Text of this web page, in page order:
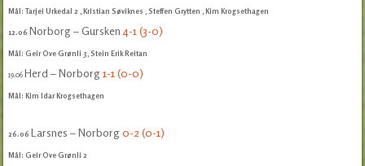
Mål: Tarjei Urkedal 2 , Kristian Søviknes , Steffen Grytten , Kim Krogsethagen
12.06 Norborg – Gursken4-1 (3-0)
Mål: Geir Ove Grønli 3, Stein Erik Reitan
19.06 Herd – Norborg1-1 (0-0)
Mål: Kim Idar Krogsethagen
26.06 Larsnes – Norborg0-2 (0-1)
Mål: Geir Ove Grønli 2